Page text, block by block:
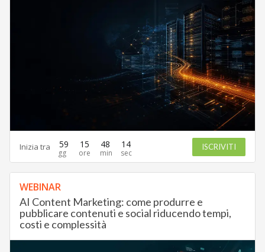
Inizia tra 59 15 48 13 ISCRIVITI
WEBINAR
AI Content Marketing: come produrre e
pubblicare contenuti e social riducendo tempi,
costi e complessità